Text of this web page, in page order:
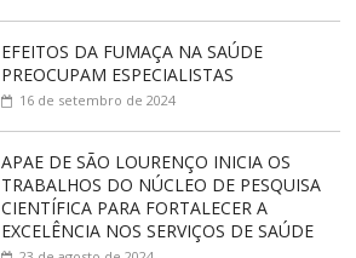
EFEITOS DA FUMAÇA NA SAÚDE
PREOCUPAM ESPECIALISTAS
16 de setembro de 2024
APAE DE SÃO LOURENÇO INICIA OS
TRABALHOS DO NÚCLEO DE PESQUISA
CIENTÍFICA PARA FORTALECER A
EXCELÊNCIA NOS SERVIÇOS DE SAÚDE